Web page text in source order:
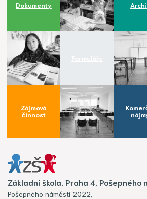
Dokumenty
Zájmová
činnost
Základní škola, Praha 4, Pošepného
Pošepného náměstí 2022,